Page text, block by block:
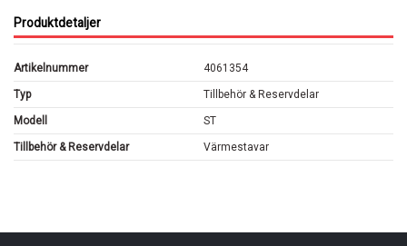
Produktdetaljer
Artikelnummer 4061354
Typ Tillbehör & Reservdelar
Modell ST
Tillbehör & Reservdelar Värmestavar